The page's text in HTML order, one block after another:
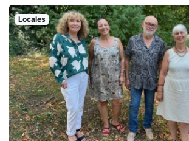
Locales